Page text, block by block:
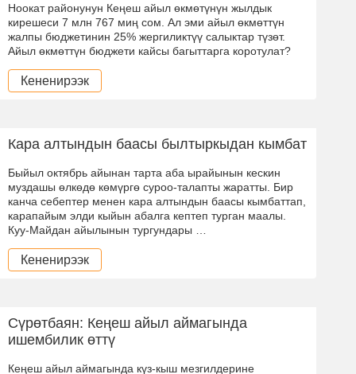
Ноокат районунун Кеңеш айыл өкмөтүнүн жылдык
кирешеси 7 млн 767 миң сом. Ал эми айыл өкмөттүн
жалпы бюджетинин 25% жергиликтүү салыктар түзөт.
Айыл өкмөттүн бюджети кайсы багыттарга коротулат?
Кененирээк
Кара алтындын баасы былтыркыдан кымбат
Быйыл октябрь айынан тарта аба ырайынын кескин
муздашы өлкөдө көмүргө суроо-талапты жаратты. Бир
канча себептер менен кара алтындын баасы кымбаттап,
карапайым элди кыйын абалга кептеп турган маалы.
Куу-Майдан айылынын тургундары …
Кененирээк
Сүрөтбаян: Кеңеш айыл аймагында
ишембилик өттү
Кеңеш айыл аймагында күз-кыш мезгилдерине